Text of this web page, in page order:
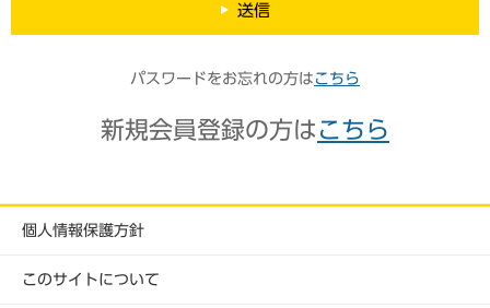
送信
パスワードをお忘れの方は こちら
新規会員登録の方は こちら
個人情報保護方針
このサイトについて